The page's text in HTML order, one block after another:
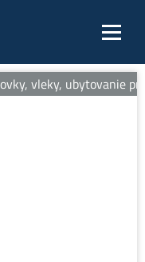
vleky, ubytovanie